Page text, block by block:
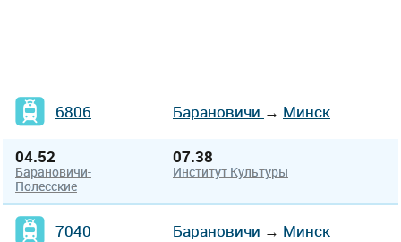
6806 Барановичи → Минск
04.52
Барановичи-
Полесские
07.38
Институт Культуры
7040 Барановичи → Минск